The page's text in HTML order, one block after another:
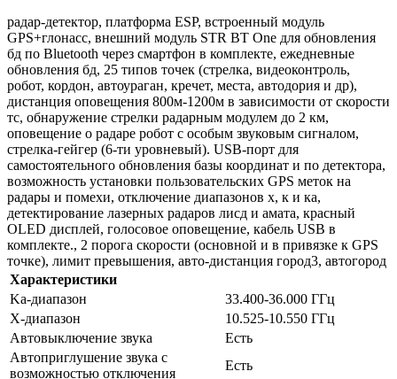
радар-детектор, платформа ESP, встроенный модуль
GPS+глонасс, внешний модуль STR BT One для обновления
бд по Bluetooth через смартфон в комплекте, ежедневные
обновления бд, 25 типов точек (стрелка, видеоконтроль,
робот, кордон, автоураган, кречет, места, автодория и др),
дистанция оповещения 800м-1200м в зависимости от скорости
тс, обнаружение стрелки радарным модулем до 2 км,
оповещение о радаре робот с особым звуковым сигналом,
стрелка-гейгер (6-ти уровневый). USB-порт для
самостоятельного обновления базы координат и по детектора,
возможность установки пользовательских GPS меток на
радары и помехи, отключение диапазонов х, к и ка,
детектирование лазерных радаров лисд и амата, красный
OLED дисплей, голосовое оповещение, кабель USB в
комплекте., 2 порога скорости (основной и в привязке к GPS
точке), лимит превышения, авто-дистанция город3, автогород
Характеристики
Ka-диапазон
33.400-36.000 ГГц
X-диапазон
10.525-10.550 ГГц
Автовыключение звука
Есть
Автоприглушение звука с
возможностью отключения
Есть